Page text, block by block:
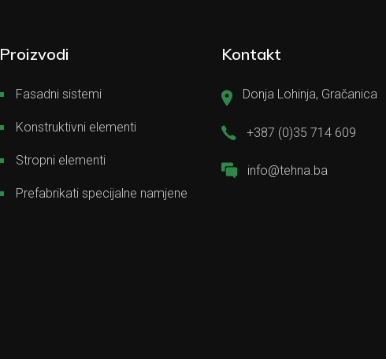
Proizvodi
Fasadni sistemi
Konstruktivni elementi
Stropni elementi
Prefabrikati specijalne namjene
Kontakt
Donja Lohinja, Gračanica
+387 (0)35 714 609
info@tehna.ba